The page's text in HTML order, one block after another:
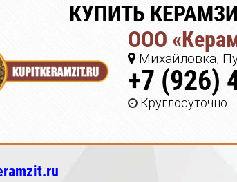
КУПИТЬ
ООО
Михайловка,
+7 (926)
Круглосуточно